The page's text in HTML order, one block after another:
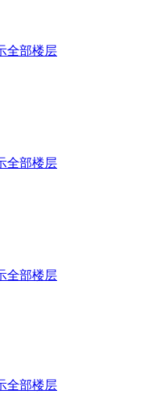
全部楼层
全部楼层
全部楼层
全部楼层